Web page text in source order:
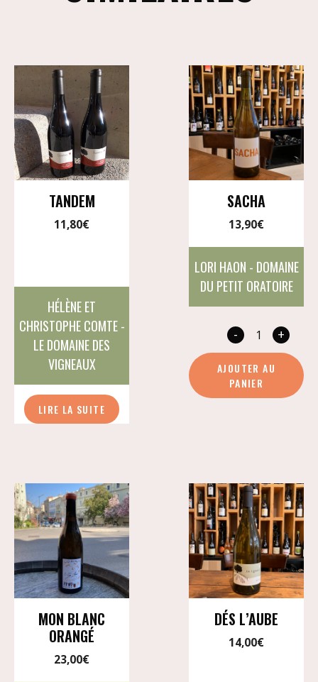
TANDEM
11,80€
HÉLÈNE ET
CHRISTOPHE COMTE -
LE DOMAINE DES
VIGNEAUX
LIRE LA SUITE
SACHA
13,90€
LORI HAON - DOMAINE
DU PETIT ORATOIRE
-
de
+
AJOUTER AU
PANIER
MON BLANC
ORANGÉ
23,00€
DÉS L’AUBE
14,00€